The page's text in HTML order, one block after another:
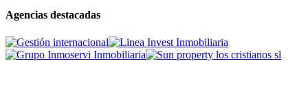
Agencias destacadas